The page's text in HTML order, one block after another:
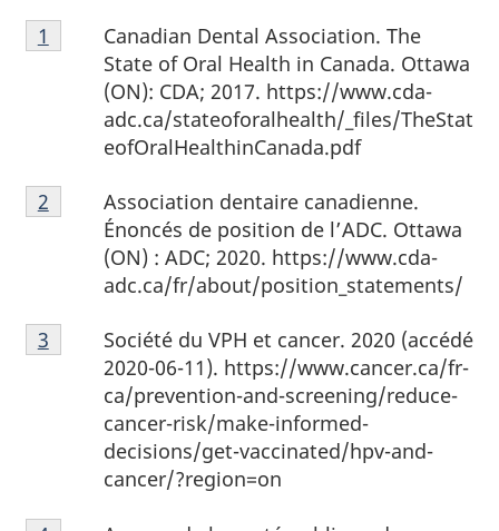
Note
de
Canadian Dental Association. The
State of Oral Health in Canada. Ottawa
(ON): CDA; 2017. https://www.cda-
adc.ca/stateoforalhealth/_files/TheStat
eofOralHealthinCanada.pdf
Retour à la référence de la note de bas de page
1
Note
de
2
Association dentaire canadienne.
Énoncés de position de l’ADC. Ottawa
(ON) : ADC; 2020. https://www.cda-
adc.ca/fr/about/position_statements/
Retour à la référence de la note de bas de page
2
Note
de
Société du VPH et cancer. 2020 (accédé
2020-06-11). https://www.cancer.ca/fr-
ca/prevention-and-screening/reduce-
cancer-risk/make-informed-
decisions/get-vaccinated/hpv-and-
cancer/?region=on
Retour à laréférence de la note de bas de page
3
Note